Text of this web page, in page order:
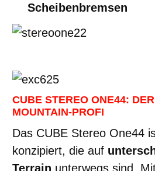
Scheibenbremsen
CUBE STEREO ONE44:
MOUNTAIN-PROFI
Das CUBE Stereo One44
konzipiert, die auf
Terrain unterwegs sind.